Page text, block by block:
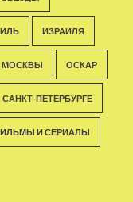
ИЗРАИЛЯ
МОСКВЫ ОСКАР
САНКТ-ПЕТЕРБУРГЕ
И СЕРИАЛЫ